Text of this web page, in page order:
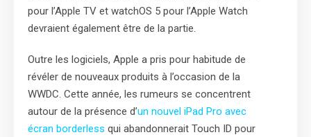
pour l’Apple TV et watchOS 5 pour l’Apple Watch
devraient également être de la partie.
Outre les logiciels, Apple a pris pour habitude de
révéler de nouveaux produits à l’occasion de la
WWDC. Cette année, les rumeurs se concentrent
autour de la présence d’un nouvel iPad Pro avec
écran borderless qui abandonnerait Touch ID pour